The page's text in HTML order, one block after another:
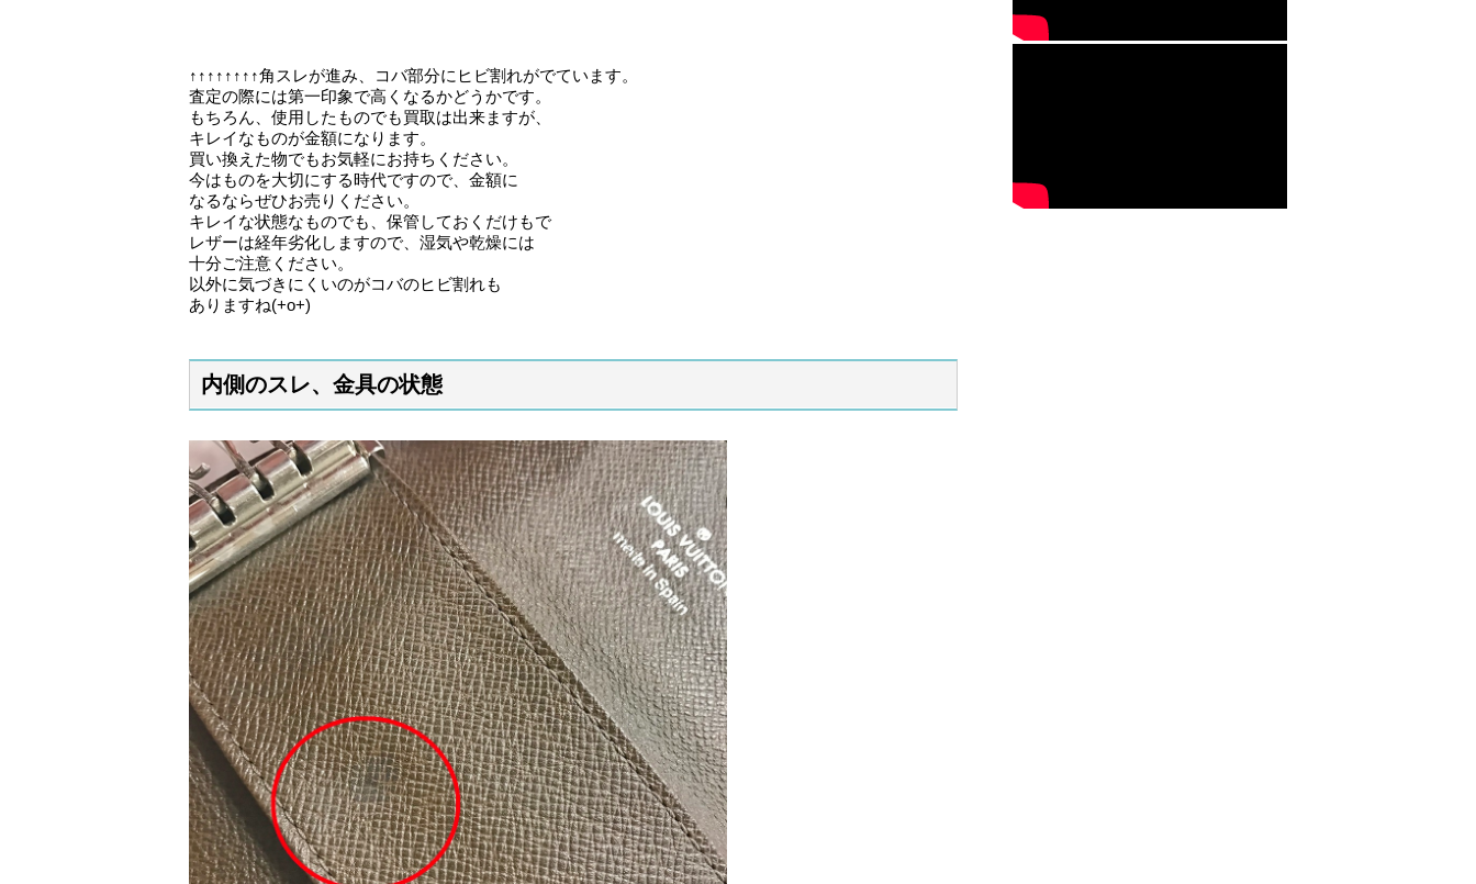
↑↑↑↑↑↑↑↑角スレが進み、コバ部分にヒビ割れがでています。
査定の際には第一印象で高くなるかどうかです。
もちろん、使用したものでも買取は出来ますが、
キレイなものが金額になります。
買い換えた物でもお気軽にお持ちください。
今はものを大切にする時代ですので、金額に
なるならぜひお売りください。
キレイな状態なものでも、保管しておくだけもで
レザーは経年劣化しますので、湿気や乾燥には
十分ご注意ください。
以外に気づきにくいのがコバのヒビ割れも
ありますね(+o+)
内側のスレ、金具の状態